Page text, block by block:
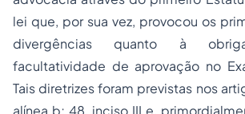
lei que, por sua vez, provocou os
divergências quanto à
facultatividade de aprovação no
Tais diretrizes foram previstas nos
alínea b; 48, inciso III e,